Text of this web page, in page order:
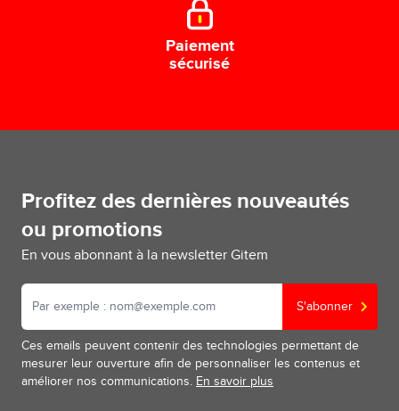
Paiement
sécurisé
Profitez des dernières nouveautés
ou promotions
En vous abonnant à la newsletter Gitem
S'abonner
Ces emails peuvent contenir des technologies permettant de
mesurer leur ouverture afin de personnaliser les contenus et
améliorer nos communications. En savoir plus